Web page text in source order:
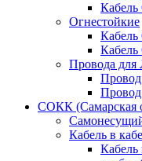
Огнестойкие
Провода
СОКК (Самарская
Кабель в
Кабель